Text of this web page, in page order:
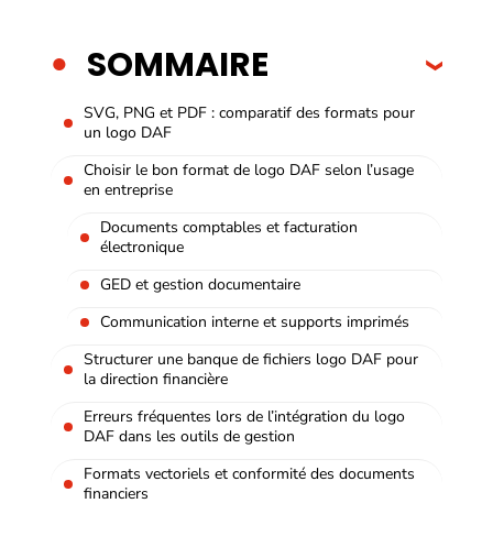
SOMMAIRE
SVG, PNG et PDF : comparatif des formats pour
un logo DAF
Choisir le bon format de logo DAF selon l’usage
en entreprise
Documents comptables et facturation
électronique
GED et gestion documentaire
Communication interne et supports imprimés
Structurer une banque de fichiers logo DAF pour
la direction financière
Erreurs fréquentes lors de l’intégration du logo
DAF dans les outils de gestion
Formats vectoriels et conformité des documents
financiers